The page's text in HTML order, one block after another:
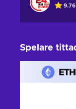
9.76
Spelare